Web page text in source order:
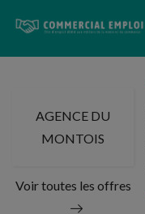
AGENCE DU
MONTOIS
Voir toutes les offres